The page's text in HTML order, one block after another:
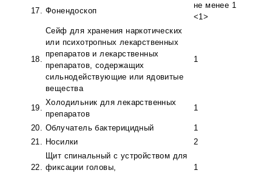
17. Фонендоскоп
не менее 1
<1>
18.
Сейф для хранения наркотических
или психотропных лекарственных
препаратов и лекарственных
препаратов, содержащих
сильнодействующие или ядовитые
вещества
1
19.
Холодильник для лекарственных
препаратов
1
20. Облучатель бактерицидный
1
21. Носилки 2
22.
Щит спинальный с устройством для
фиксации головы,
1